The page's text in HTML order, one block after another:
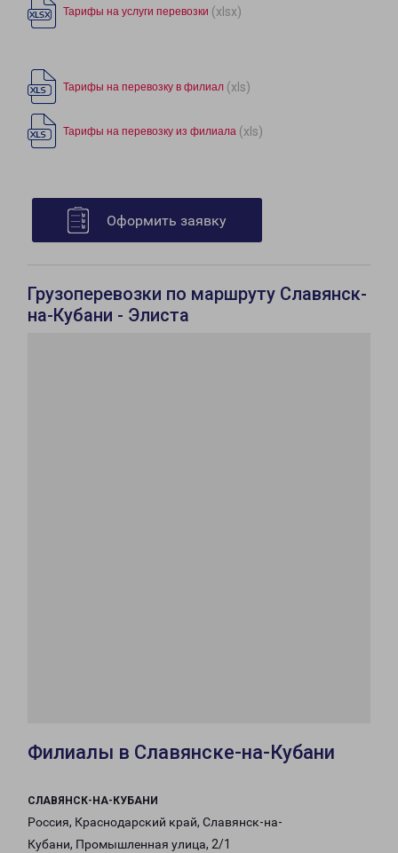
Тарифы на услуги перевозки (xlsx)
Тарифы на перевозку в филиал (xls)
Тарифы на перевозку из филиала (xls)
Оформить заявку
Грузоперевозки по маршруту Славянск-
на-Кубани - Элиста
Филиалы в Славянске-на-Кубани
СЛАВЯНСК-НА-КУБАНИ
Россия, Краснодарский край, Славянск-на-
Кубани, Промышленная улица, 2/1